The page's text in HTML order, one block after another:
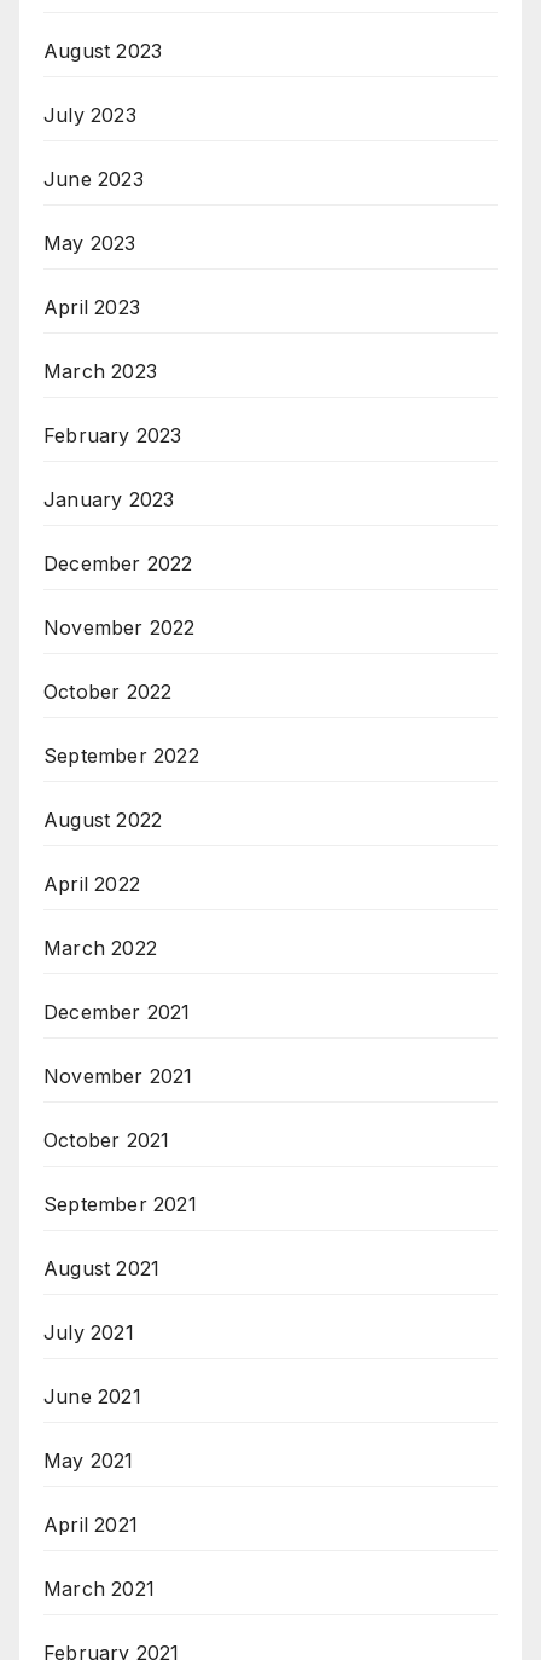
August 2023
July 2023
June 2023
May 2023
April 2023
March 2023
February 2023
January 2023
December 2022
November 2022
October 2022
September 2022
August 2022
April 2022
March 2022
December 2021
November 2021
October 2021
September 2021
August 2021
July 2021
June 2021
May 2021
April 2021
March 2021
February 2021